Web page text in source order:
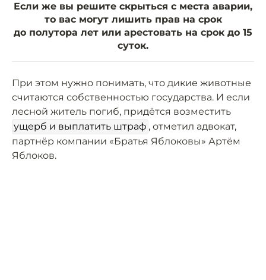
Если же вы решите скрыться с места аварии,
то вас могут лишить прав на срок
до полутора лет или арестовать на срок до 15
суток.
При этом нужно понимать, что дикие животные
считаются собственностью государства. И если
лесной житель погиб, придётся возместить
ущерб и выплатить штраф , отметил адвокат,
партнёр компании «Братья Яблоковы» Артём
Яблоков.